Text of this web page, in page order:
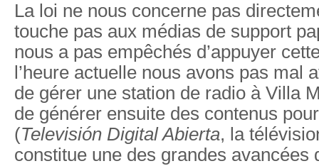
La loi ne nous concerne pas
touche pas aux médias de support
nous a pas empêchés d’appuyer
l’heure actuelle nous avons pas mal
de gérer une station de radio à Villa
de générer ensuite des contenus
(Televisión Digital Abierta, la
constitue une des grandes avancées